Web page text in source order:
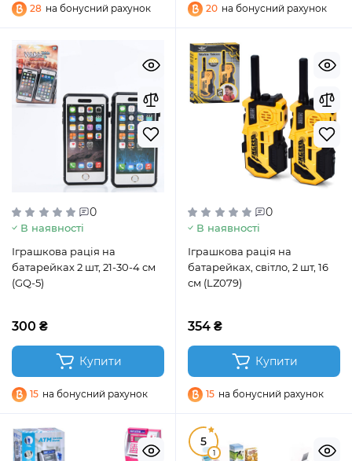
28 на бонусний рахунок 20 на бонусний рахунок
0
В наявності
Іграшкова рація на
батарейках 2 шт, 21-30-4 см
(GQ-5)
300 ₴
Купити
15 на бонусний рахунок
0
В наявності
Іграшкова рація на
батарейках, світло, 2 шт, 16
см (LZ079)
354 ₴
Купити
15 на бонусний рахунок
5
1